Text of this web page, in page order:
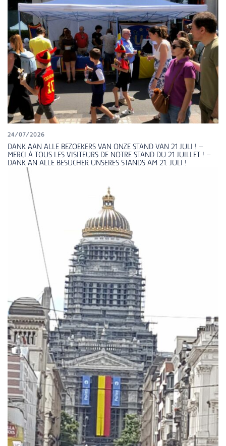
24/07/2026
DANK AAN ALLE BEZOEKERS VAN ONZE STAND VAN 21 JULI ! –
MERCI À TOUS LES VISITEURS DE NOTRE STAND DU 21 JUILLET ! –
DANK AN ALLE BESUCHER UNSERES STANDS AM 21. JULI !